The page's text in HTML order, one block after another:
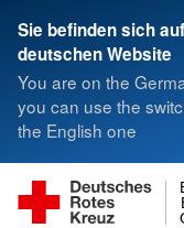
Sie befinden sich
deutschen Website
You are on the
you can use the
the English one